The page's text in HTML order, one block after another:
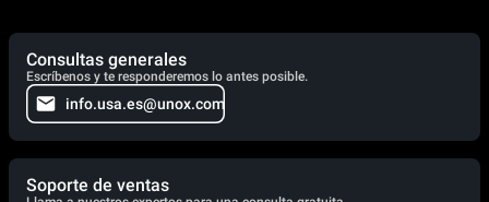
Consultas generales
Escríbenos y te responderemos lo antes posible.
info.usa.es@unox.com
Soporte de ventas